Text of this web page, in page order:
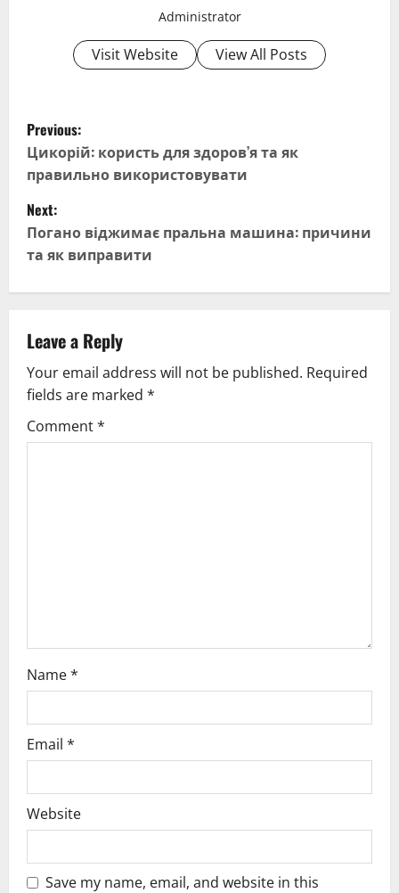
Administrator
Visit Website View All Posts
P
o
s
t
n
v
i
g
Previous:
Цикорій: користь для здоров’я та як
правильно використовувати
Next:
Погано віджимає пральна машина: причини
та як виправити
Leave a Reply
Your email address will not be published. Required
fields are marked *
Comment*
Name*
Email *
Website
Save my name, email, and website in this